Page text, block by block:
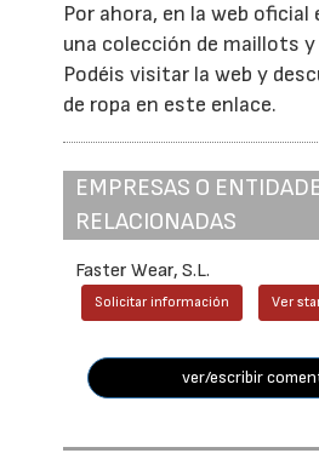
Por ahora, en la web
una colección de maillots
Podéis visitar la web y
de ropa en este enlace.
EMPRESAS O
RELACIONADAS
Faster Wear, S.L.
Solicitar información Ver
ver/escribir